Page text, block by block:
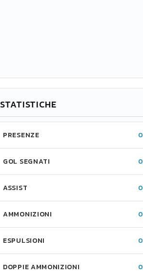
STATISTICHE
PRESENZE 0
GOL SEGNATI 0
ASSIST 0
AMMONIZIONI 0
ESPULSIONI 0
DOPPIE AMMONIZIONI 0